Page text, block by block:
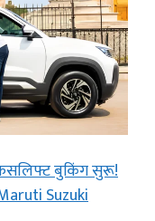
फेसलिफ्ट बुकिंग सुरू!
Suzuki